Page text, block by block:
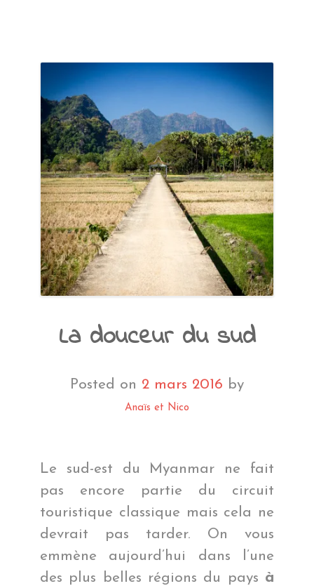
PRÉSENTATION
AVANT DE PARTIR
CARNET DE ROUTE
EN IMAGES
NOS BONNES ADRESSES
La douceur du sud
Posted on 2 mars 2016 by
Anaïs et Nico
Le sud-est du Myanmar ne fait
pas encore partie du circuit
touristique classique mais cela ne
devrait pas tarder. On vous
emmène aujourd’hui dans l’une
des plus belles régions du pays à